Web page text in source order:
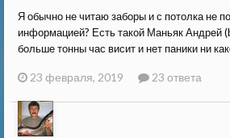
Я обычно не читаю заборы и с потолка не
информацией? Есть такой Маньяк Андрей
больше тонны час висит и нет паники ни
23 февраля, 2019 23 ответа